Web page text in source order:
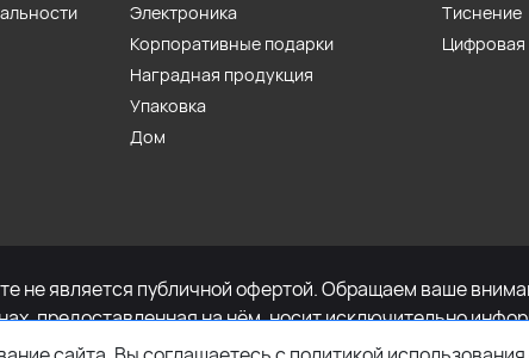
Электроника
Корпоративные подарки
Наградная продукция
Упаковка
Дом
Тиснение
Цифровая
является публичной офертой. Обращаем ваше
предоставленная на нём, носит исключительно
положениями Статьи 437 Гражданского